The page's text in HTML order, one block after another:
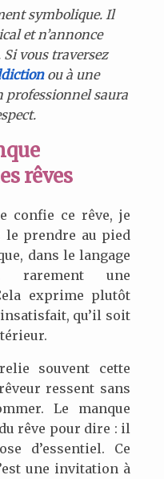
symbolique. Il
et n’annonce
Si vous traversez
ou à une
professionnel saura
rêves
confie ce rêve, je
le prendre au pied
dans le langage
rarement une
exprime plutôt
qu’il soit
souvent cette
ressent sans
Le manque
rêve pour dire : il
d’essentiel. Ce
une invitation à